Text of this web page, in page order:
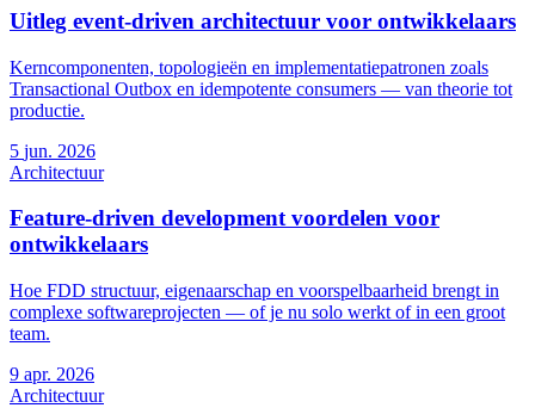
Uitleg event-driven architectuur voor ontwikkelaars
Kerncomponenten, topologieën en implementatiepatronen zoals
Transactional Outbox en idempotente consumers — van theorie tot
productie.
5 jun. 2026
Architectuur
Feature-driven development voordelen voor
ontwikkelaars
Hoe FDD structuur, eigenaarschap en voorspelbaarheid brengt in
complexe softwareprojecten — of je nu solo werkt of in een groot
team.
9 apr. 2026
Architectuur